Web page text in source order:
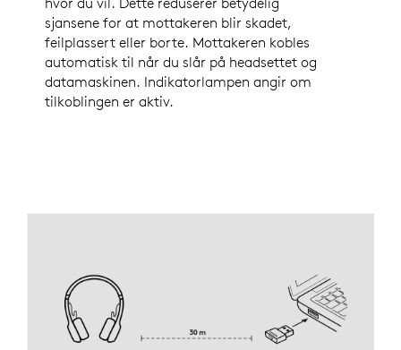
sjansene for at mottakeren blir skadet,
feilplassert eller borte. Mottakeren kobles
automatisk til når du slår på headsettet og
datamaskinen. Indikatorlampen angir om
tilkoblingen er aktiv.